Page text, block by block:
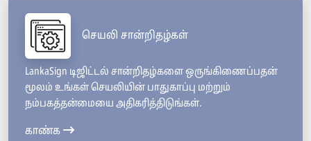
செயலி சான்றிதழ்கள்
LankaSign டிஜிட்டல் சான்றிதழ்களை ஒருங்கிணைப்பதன்
மூலம் உங்கள் செயலியின் பாதுகாப்பு மற்றும்
நம்பகத்தன்மையை அதிகரித்திடுங்கள்.
காண்க